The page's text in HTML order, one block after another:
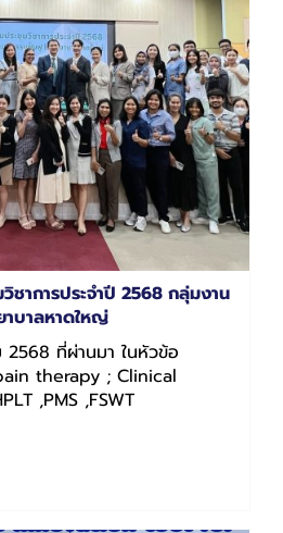
ชาการประจำปี 2568 กลุ่มงาน
บาลหาดใหญ่
ที่ผ่านมา ในหัวข้อ
therapy ; Clinical
,PMS ,FSWT